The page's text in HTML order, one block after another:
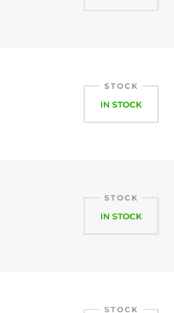
STOCK
IN STOCK
STOCK
IN STOCK
STOCK